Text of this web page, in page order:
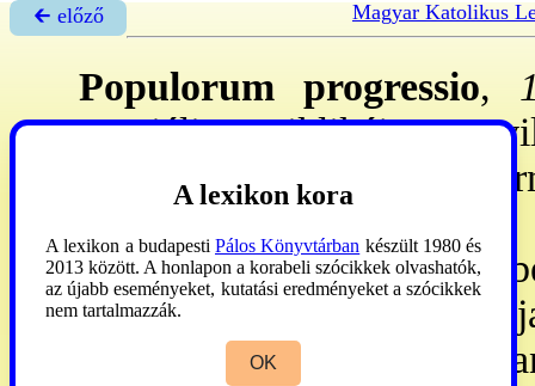
🡰 előző Magyar Katolikus
Populorum progressio,
szociális enciklikája. - A
gazd. szempontból
megalakulását
(„felszabadítás
kérdéseket. A ~
A lexikon kora
A lexikon a budapesti Pálos Könyvtárban készült 1980 és
2013 között. A honlapon a korabeli szócikkek olvashatók,
az újabb eseményeket, kutatási eredményeket a szócikkek
nem tartalmazzák.
OK